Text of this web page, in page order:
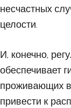
несчастных
целости.
И, конечно,
обеспечивает
проживающих
привести к